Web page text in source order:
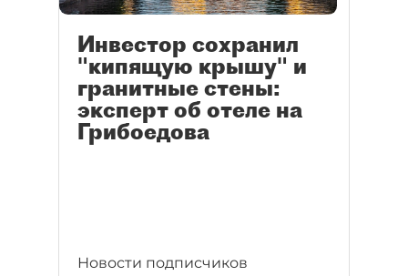
Инвестор сохранил
"кипящую крышу" и
гранитные стены:
эксперт об отеле на
Грибоедова
Новости подписчиков